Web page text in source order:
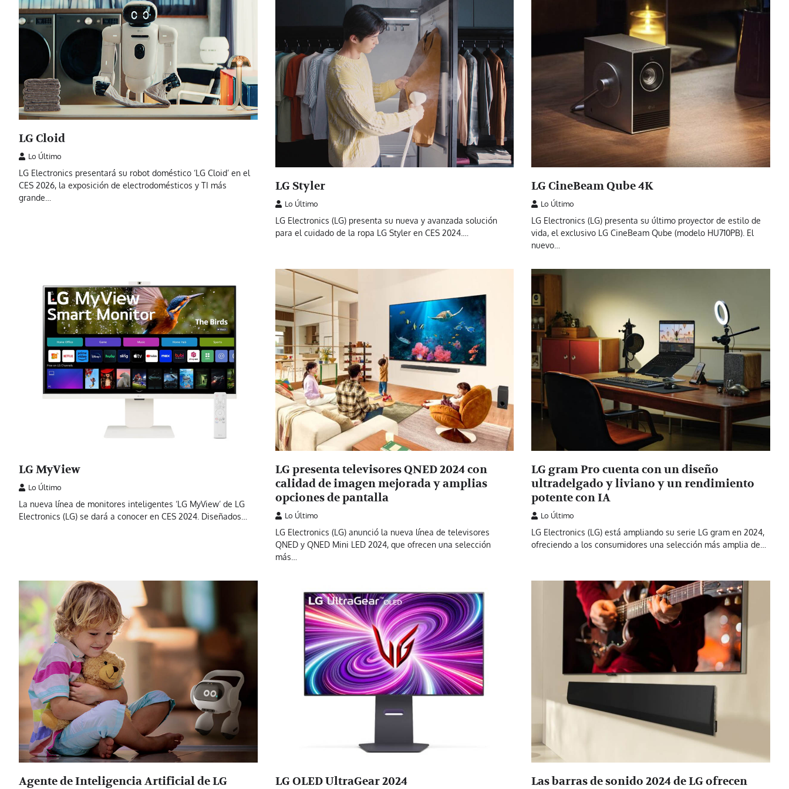
LG Cloid
Lo Último
LG Electronics presentará su robot doméstico ‘LG Cloid’ en el
CES 2026, la exposición de electrodomésticos y TI más
grande…
LG Styler
Lo Último
LG Electronics (LG) presenta su nueva y avanzada solución
para el cuidado de la ropa LG Styler en CES 2024.…
LG CineBeam Qube 4K
Lo Último
LG Electronics (LG) presenta su último proyector de estilo de
vida, el exclusivo LG CineBeam Qube (modelo HU710PB). El
nuevo…
LG MyView
Lo Último
La nueva línea de monitores inteligentes ‘LG MyView’ de LG
Electronics (LG) se dará a conocer en CES 2024. Diseñados…
LG presenta televisores QNED 2024 con
calidad de imagen mejorada y amplias
opciones de pantalla
Lo Último
LG Electronics (LG) anunció la nueva línea de televisores
QNED y QNED Mini LED 2024, que ofrecen una selección
más…
LG gram Pro cuenta con un diseño
ultradelgado y liviano y un rendimiento
potente con IA
Lo Último
LG Electronics (LG) está ampliando su serie LG gram en 2024,
ofreciendo a los consumidores una selección más amplia de…
Agente de Inteligencia Artificial de LG LG OLED UltraGear 2024
Las barras de sonido 2024 de LG ofrecen